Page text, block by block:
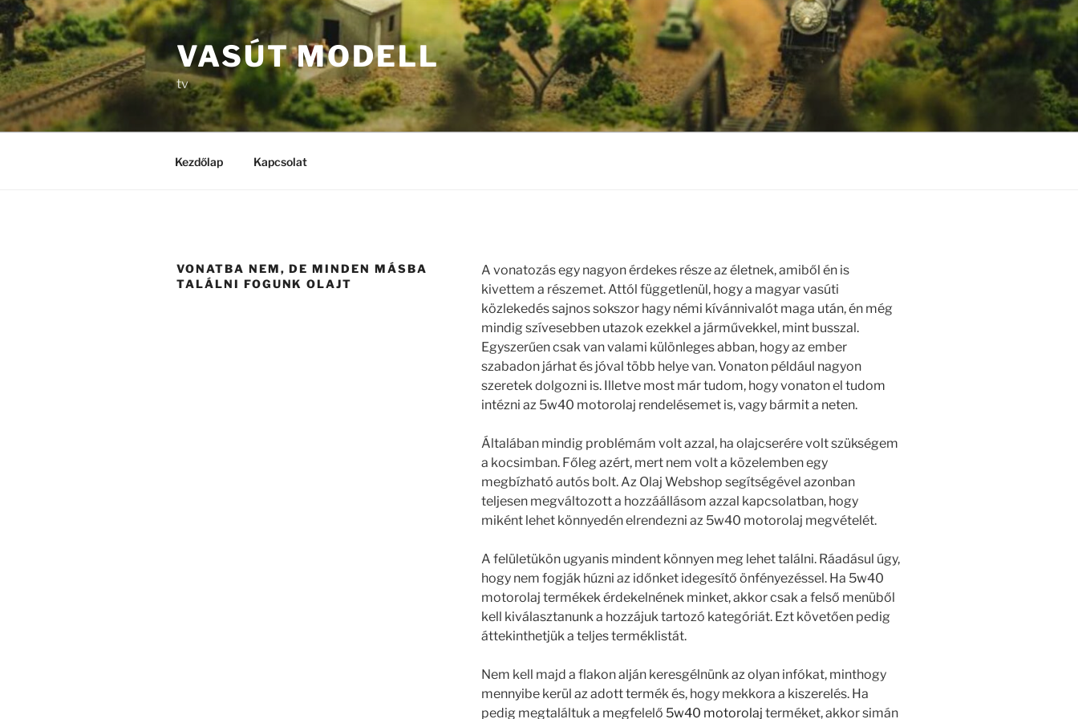
Tartalomhoz
VASÚT MODELL
tv
Kezdőlap Kapcsolat
VONATBA NEM, DE MINDEN MÁSBA
TALÁLNI FOGUNK OLAJT
A vonatozás egy nagyon érdekes része az életnek, amiből én is
kivettem a részemet. Attól függetlenül, hogy a magyar vasúti
közlekedés sajnos sokszor hagy némi kívánnivalót maga után, én még
mindig szívesebben utazok ezekkel a járművekkel, mint busszal.
Egyszerűen csak van valami különleges abban, hogy az ember
szabadon járhat és jóval több helye van. Vonaton például nagyon
szeretek dolgozni is. Illetve most már tudom, hogy vonaton el tudom
intézni az 5w40 motorolaj rendelésemet is, vagy bármit a neten.
Általában mindig problémám volt azzal, ha olajcserére volt szükségem
a kocsimban. Főleg azért, mert nem volt a közelemben egy
megbízható autós bolt. Az Olaj Webshop segítségével azonban
teljesen megváltozott a hozzáállásom azzal kapcsolatban, hogy
miként lehet könnyedén elrendezni az 5w40 motorolaj megvételét.
A felületükön ugyanis mindent könnyen meg lehet találni. Ráadásul úgy,
hogy nem fogják húzni az időnket idegesítő önfényezéssel. Ha 5w40
motorolaj termékek érdekelnének minket, akkor csak a felső menüből
kell kiválasztanunk a hozzájuk tartozó kategóriát. Ezt követően pedig
áttekinthetjük a teljes terméklistát.
Nem kell majd a flakon alján keresgélnünk az olyan infókat, minthogy
mennyibe kerül az adott termék és, hogy mekkora a kiszerelés. Ha
pedig megtaláltuk a megfelelő 5w40 motorolaj terméket, akkor simán